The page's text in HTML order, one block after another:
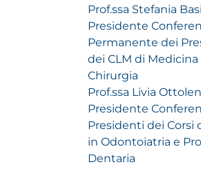
Prof.ssa Stefania
Presidente
Permanente dei
dei CLM di Medicina
Chirurgia
Prof.ssa Livia
Presidente
Presidenti dei Corsi
in Odontoiatria e
Dentaria